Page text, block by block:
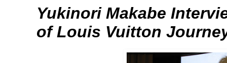
Yukinori Makabe
of Louis Vuitton